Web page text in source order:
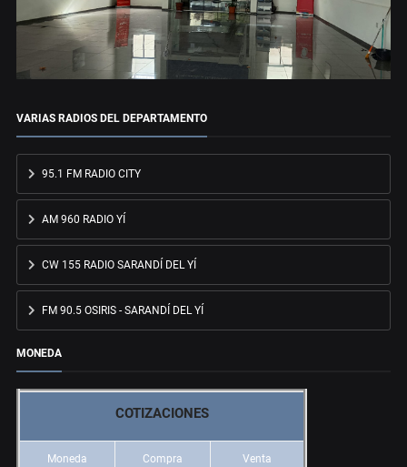
VARIAS RADIOS DEL DEPARTAMENTO
95.1 FM RADIO CITY
AM 960 RADIO YÍ
CW 155 RADIO SARANDÍ DEL YÍ
FM 90.5 OSIRIS - SARANDÍ DEL YÍ
MONEDA
COTIZACIONES
Moneda Compra Venta